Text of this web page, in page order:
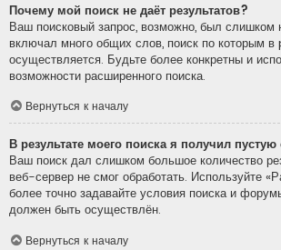
Почему мой поиск не даёт результатов?
Ваш поисковый запрос, возможно, был слишком
включал много общих слов, поиск по которым в
осуществляется. Будьте более конкретны и
возможности расширенного поиска.
Вернуться к началу
В результате моего поиска я получил пустую
Ваш поиск дал слишком большое количество
веб-сервер не смог обработать. Используйте
более точно задавайте условия поиска и
должен быть осуществлён.
Вернуться к началу